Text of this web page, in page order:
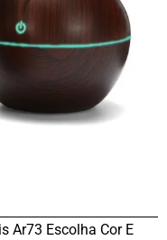
Ar73 Escolha Cor E